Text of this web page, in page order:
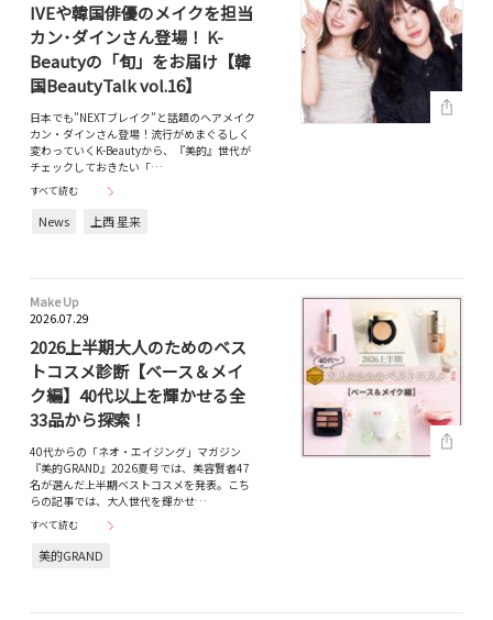
IVEや韓国俳優のメイクを担当
カン･ダインさん登場！ K-
Beautyの「旬」をお届け【韓
国BeautyTalk vol.16】
日本でも”NEXTブレイク”と話題のヘアメイク
カン・ダインさん登場！流行がめまぐるしく
変わっていくK-Beautyから、『美的』世代が
チェックしておきたい「…
すべて読む
News 上西 星来
Make Up
2026.07.29
2026上半期大人のためのベス
トコスメ診断【ベース＆メイ
ク編】40代以上を輝かせる全
33品から探索！
40代からの「ネオ・エイジング」マガジン
『美的GRAND』2026夏号では、美容賢者47
名が選んだ上半期ベストコスメを発表。こち
らの記事では、大人世代を輝かせ…
すべて読む
美的GRAND